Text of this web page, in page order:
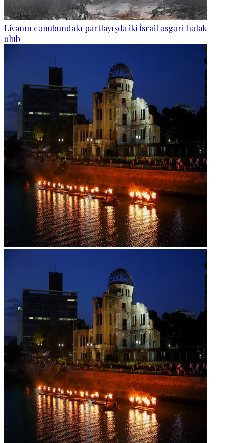
Livanın cənubundakı partlayışda iki İsrail əsgəri həlak
olub